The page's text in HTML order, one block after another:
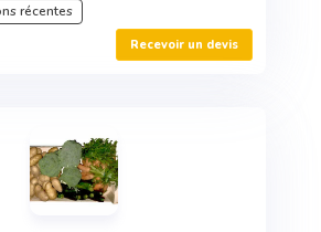
récentes
Recevoir un devis